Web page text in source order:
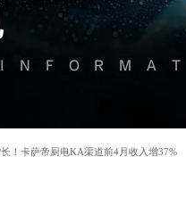
！卡萨帝厨电KA渠道前4月收入增37%